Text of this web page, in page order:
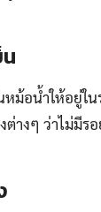
ม้อน้ำให้อยู่ใ
างๆ ว่าไม่มีร